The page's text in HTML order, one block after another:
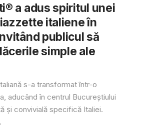
a adus spiritul unei
italiene în
publicul să
simple ale
s-a transformat într-o
aducând în centrul Bucureștiului
și convivială specifică Italiei.